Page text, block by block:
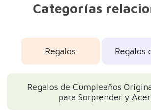
Categorías
Regalos Regalos
Regalos de Cumpleaños
para Sorprender y